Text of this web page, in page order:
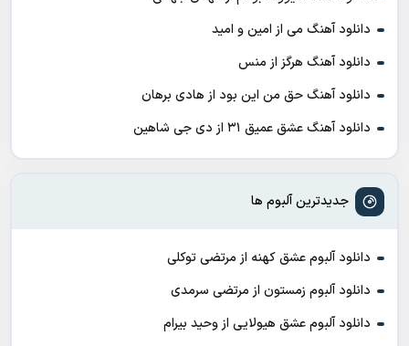
دانلود آهنگ می از امین و امید
دانلود آهنگ هرگز از منس
دانلود آهنگ حق من این بود از هادی برهان
دانلود آهنگ عشق عمیق ۳۱ از دی جی شاهین
جدیدترین آلبوم ها
دانلود آلبوم عشق کهنه از مرتضی توکلی
دانلود آلبوم زمستون از مرتضی سرمدی
دانلود آلبوم عشق هیولایی از وحید بیرام